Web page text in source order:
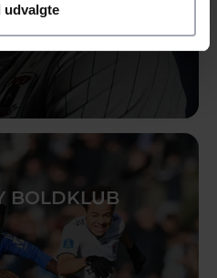
udvalgte
BOLDKLUB